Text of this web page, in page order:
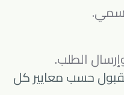
الطلب.
حسب معايير كل